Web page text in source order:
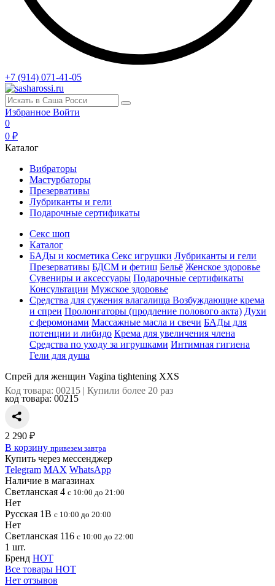
+7 (914) 071-41-05
Избранное Войти
0
0 ₽
Каталог
Вибраторы
Мастурбаторы
Презервативы
Лубриканты и гели
Подарочные сертификаты
Секс шоп
Каталог
БАДы и косметика Секс игрушки Лубриканты и гели
Презервативы БДСМ и фетиш Бельё Женское здоровье
Сувениры и аксессуары Подарочные сертификаты
Консультации Мужское здоровье
Средства для сужения влагалища Возбуждающие крема
и спреи Пролонгаторы (продление полового акта) Духи
с феромонами Массажные масла и свечи БАДы для
потенции и либидо Крема для увеличения члена
Средства по уходу за игрушками Интимная гигиена
Гели для душа
Спрей для женщин Vagina tightening XXS
Код товара: 00215 | Купили более 20 раз
код товара: 00215
2 290 ₽
В корзину привезем завтра
Купить через мессенджер
Telegram MAX WhatsApp
Наличие в магазинах
Светланская 4 с 10:00 до 21:00
Нет
Русская 1В с 10:00 до 20:00
Нет
Светланская 116 с 10:00 до 22:00
1 шт.
Бренд HOT
Все товары HOT
Нет отзывов